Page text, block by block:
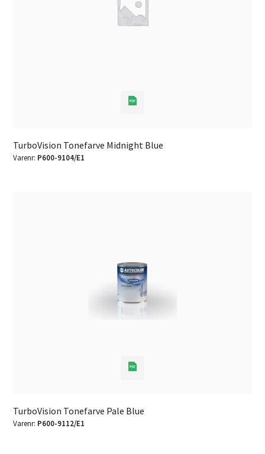
TurboVision Tonefarve Midnight Blue
Varenr: P600-9104/E1
TurboVision Tonefarve Pale Blue
Varenr: P600-9112/E1